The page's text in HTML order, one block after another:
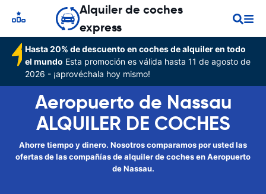
Alquiler de coches
express
Hasta 20% de descuento en coches de alquiler en todo
el mundo Esta promoción es válida hasta 11 de agosto de
2026 - ¡aprovéchala hoy mismo!
Aeropuerto de Nassau
ALQUILER DE COCHES
Ahorre tiempo y dinero. Nosotros comparamos por usted las
ofertas de las compañías de alquiler de coches en Aeropuerto
de Nassau.